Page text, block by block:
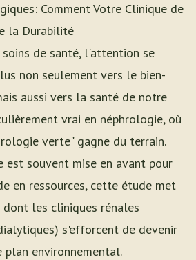
Comment Votre Clinique de
la Durabilité
de santé, l'attention se
non seulement vers le bien-
aussi vers la santé de notre
vrai en néphrologie, où
verte" gagne du terrain.
est souvent mise en avant pour
en ressources, cette étude met
les cliniques rénales
s'efforcent de devenir
environnemental.